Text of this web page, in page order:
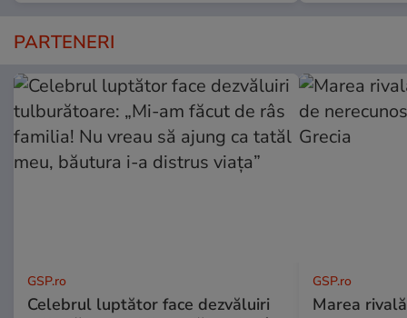
PARTENERI
GSP.ro
Celebrul luptător face dezvăluiri
GSP.ro
Marea